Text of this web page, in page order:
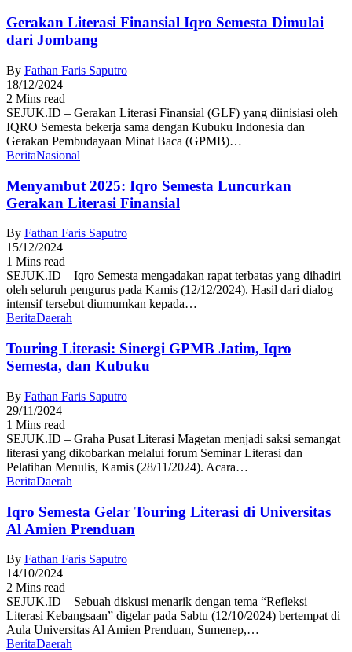
Gerakan Literasi Finansial Iqro Semesta Dimulai
dari Jombang
By Fathan Faris Saputro
18/12/2024
2 Mins read
SEJUK.ID – Gerakan Literasi Finansial (GLF) yang diinisiasi oleh
IQRO Semesta bekerja sama dengan Kubuku Indonesia dan
Gerakan Pembudayaan Minat Baca (GPMB)…
BeritaNasional
Menyambut 2025: Iqro Semesta Luncurkan
Gerakan Literasi Finansial
By Fathan Faris Saputro
15/12/2024
1 Mins read
SEJUK.ID – Iqro Semesta mengadakan rapat terbatas yang dihadiri
oleh seluruh pengurus pada Kamis (12/12/2024). Hasil dari dialog
intensif tersebut diumumkan kepada…
BeritaDaerah
Touring Literasi: Sinergi GPMB Jatim, Iqro
Semesta, dan Kubuku
By Fathan Faris Saputro
29/11/2024
1 Mins read
SEJUK.ID – Graha Pusat Literasi Magetan menjadi saksi semangat
literasi yang dikobarkan melalui forum Seminar Literasi dan
Pelatihan Menulis, Kamis (28/11/2024). Acara…
BeritaDaerah
Iqro Semesta Gelar Touring Literasi di Universitas
Al Amien Prenduan
By Fathan Faris Saputro
14/10/2024
2 Mins read
SEJUK.ID – Sebuah diskusi menarik dengan tema “Refleksi
Literasi Kebangsaan” digelar pada Sabtu (12/10/2024) bertempat di
Aula Universitas Al Amien Prenduan, Sumenep,…
BeritaDaerah